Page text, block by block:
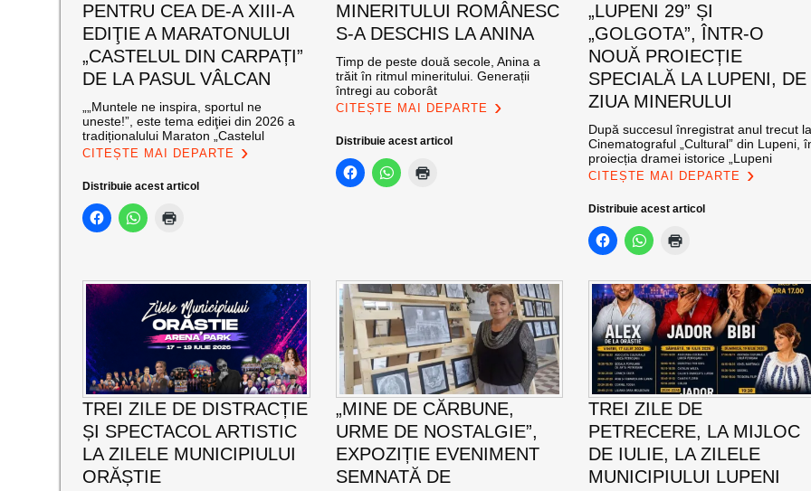
PENTRU CEA DE-A XIII-A
EDIŢIE A MARATONULUI
„CASTELUL DIN CARPAȚI”
DE LA PASUL VÂLCAN
„„Muntele ne inspira, sportul ne
uneste!”, este tema ediţiei din 2026 a
tradiționalului Maraton „Castelul
CITEȘTE MAI DEPARTE
Distribuie acest articol
MINERITULUI ROMÂNESC
S-A DESCHIS LA ANINA
Timp de peste două secole, Anina a
trăit în ritmul mineritului. Generații
întregi au coborât
CITEȘTE MAI DEPARTE
Distribuie acest articol
„LUPENI 29” ȘI
„GOLGOTA”, ÎNTR-O
NOUĂ PROIECȚIE
SPECIALĂ LA LUPENI, DE
ZIUA MINERULUI
După succesul înregistrat anul trecut
Cinematograful „Cultural” din Lupeni,
proiecția dramei istorice „Lupeni
CITEȘTE MAI DEPARTE
Distribuie acest articol
TREI ZILE DE DISTRACȚIE
ȘI SPECTACOL ARTISTIC
LA ZILELE MUNICIPIULUI
ORĂȘTIE
„MINE DE CĂRBUNE,
URME DE NOSTALGIE”,
EXPOZIȚIE EVENIMENT
SEMNATĂ DE
TREI ZILE DE
PETRECERE, LA MIJLOC
DE IULIE, LA ZILELE
MUNICIPIULUI LUPENI